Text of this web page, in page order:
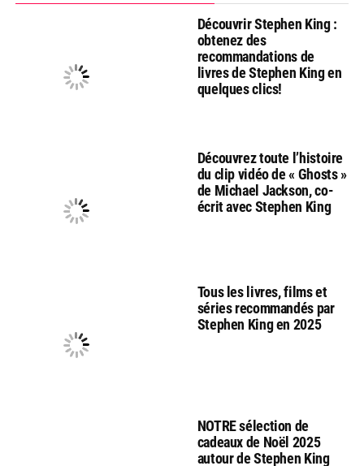
Découvrir Stephen King :
obtenez des
recommandations de
livres de Stephen King en
quelques clics!
Découvrez toute l’histoire
du clip vidéo de « Ghosts »
de Michael Jackson, co-
écrit avec Stephen King
Tous les livres, films et
séries recommandés par
Stephen King en 2025
NOTRE sélection de
cadeaux de Noël 2025
autour de Stephen King